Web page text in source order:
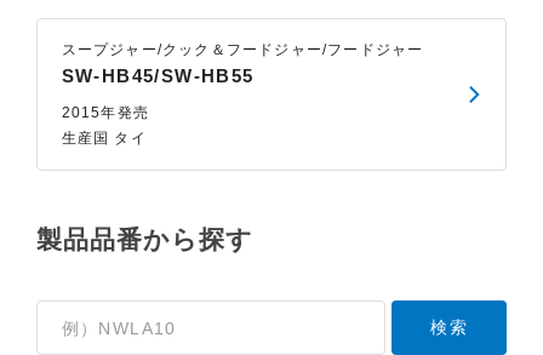
スープジャー/クック＆フードジャー/フードジャー
SW-HB45/SW-HB55
2015年発売
生産国 タイ
製品品番から探す